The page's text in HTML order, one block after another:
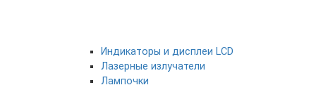
Индикаторы и дисплеи LCD
Лазерные излучатели
Лампочки